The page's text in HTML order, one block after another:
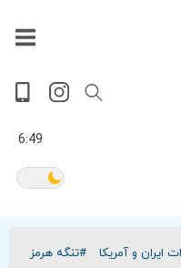
6:49
ایران و آمریکا #تنگه هرمز